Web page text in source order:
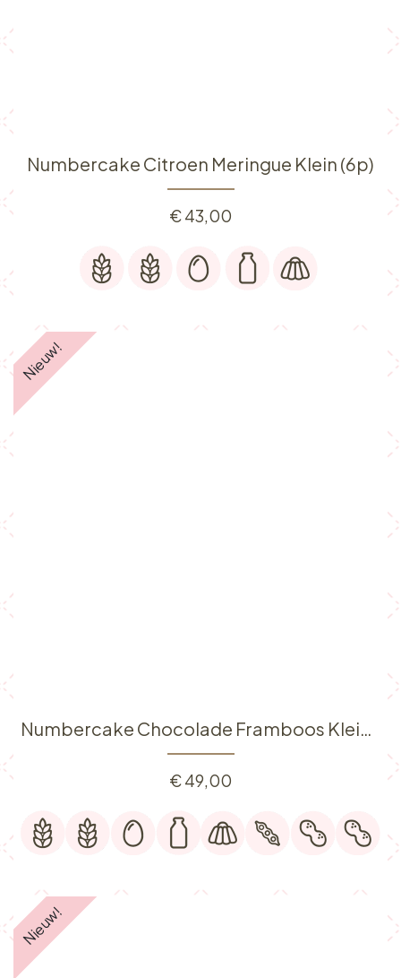
Numbercake Citroen Meringue Klein (6p)
€43,00
Nieuw!
Numbercake Chocolade Framboos Klein (6p)
€49,00
Nieuw!